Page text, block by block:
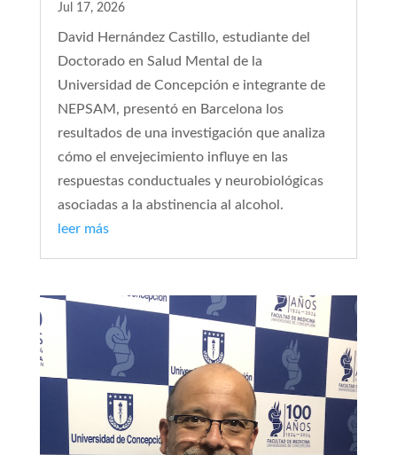
Jul 17, 2026
David Hernández Castillo, estudiante del
Doctorado en Salud Mental de la
Universidad de Concepción e integrante de
NEPSAM, presentó en Barcelona los
resultados de una investigación que analiza
cómo el envejecimiento influye en las
respuestas conductuales y neurobiológicas
asociadas a la abstinencia al alcohol.
leer más